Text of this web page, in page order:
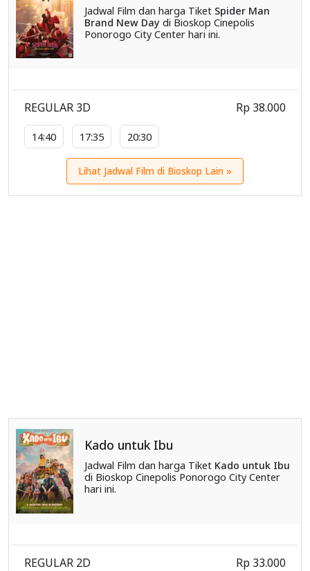
Jadwal Film dan harga Tiket Spider Man
Brand New Daydi Bioskop Cinepolis
Ponorogo City Center hari ini.
REGULAR 3D
14:40 17:35 20:30
Rp 38.000
Lihat Jadwal Film di Bioskop Lain »
Kado untuk Ibu
Jadwal Film dan harga Tiket Kado untuk Ibu
di Bioskop Cinepolis Ponorogo City Center
hari ini.
REGULAR 2D Rp 33.000